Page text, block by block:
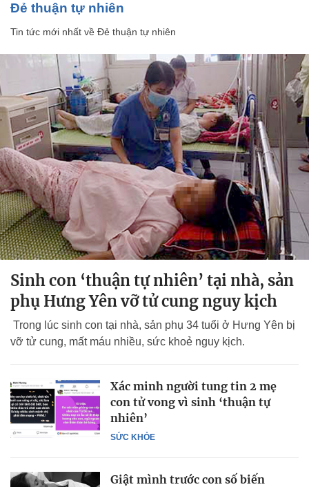
Đẻ thuận tự nhiên
Tin tức mới nhất về Đẻ thuận tự nhiên
Sinh con ‘thuận tự nhiên’ tại nhà, sản
phụ Hưng Yên vỡ tử cung nguy kịch
Trong lúc sinh con tại nhà, sản phụ 34 tuổi ở Hưng Yên bị
vỡ tử cung, mất máu nhiều, sức khoẻ nguy kịch.
SỨC KHỎE
Xác minh người tung tin 2 mẹ
con tử vong vì sinh ‘thuận tự
nhiên’
Giật mình trước con số biến